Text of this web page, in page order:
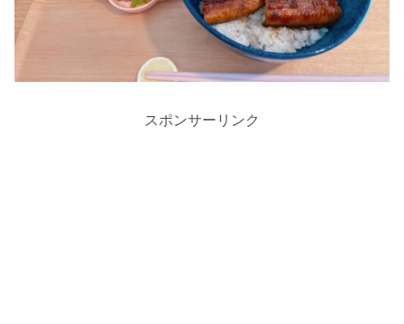
スポンサーリンク